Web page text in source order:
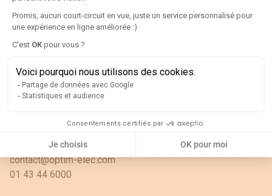
Promis, aucun court-circuit en vue, juste un service personnalisé pour
une expérience en ligne améliorée :)
C'est OK pour vous ?
Voici pourquoi nous utilisons des cookies.
Partage de données avec Google
Statistiques et audience
Consentements certifiés par
Je choisis OK pour moi
This form is protected by reCAPTCHA - the Google Privacy Policy and
Terms of Serviceapply.
Adresse
101 rue de la Bongarde
Gennevilliers - FRANCE
92230
contact@optim-elec.com
01 43 44 6000